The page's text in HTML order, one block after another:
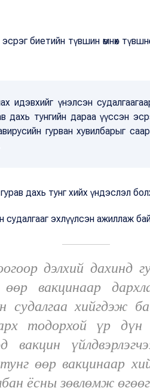
биетийн түвшин өмнөх
идэвхийг үнэлсэн
дахь тунгийн дараа үүссэн
гурван хувилбарыг
дахь тунг хийх үндэслэл
судалгааг эхлүүлсэн ажиллаж
дэлхий дахинд
вакцинаар
судалгаа хийгдэж
тодорхой үр дүн
вакцин
өөр вакцинаар
ёсны зөвлөмж